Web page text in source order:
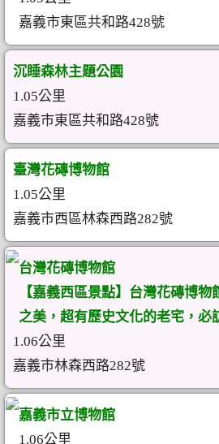
嘉義市東區共和路428號
沉睡森林主題公園
1.05公里
嘉義市東區共和路428號
臺灣花磚博物館
1.05公里
嘉義市西區林森西路282號
台灣花磚博物館
【嘉義西區景點】台灣花磚博
之美，超有歷史文化的老宅，必
1.06公里
嘉義市林森西路282號
嘉義市立博物館
1.06公里